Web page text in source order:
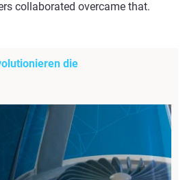
collaborated overcame that.
die